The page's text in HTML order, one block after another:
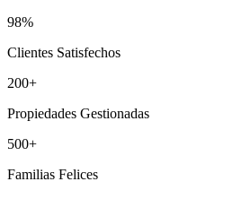
98%
Clientes Satisfechos
200+
Propiedades Gestionadas
500+
Familias Felices